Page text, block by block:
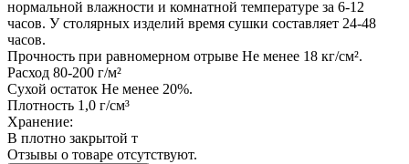
нормальной влажности и комнатной температуре за 6-12
часов. У столярных изделий время сушки составляет 24-48
часов.
Прочность при равномерном отрыве Не менее 18 кг/см².
Расход 80-200 г/м²
Сухой остаток Не менее 20%.
Плотность 1,0 г/см³
Хранение:
В плотно закрытой т
Отзывы о товаре отсутствуют.